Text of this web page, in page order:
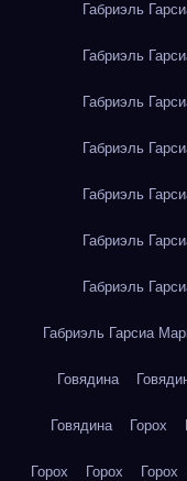
Габриэль
Габриэль
Габриэль
Габриэль
Габриэль
Габриэль
Габриэль
Габриэль Гарсиа
Говядина
Говядина Горох
Горох Горох Горох